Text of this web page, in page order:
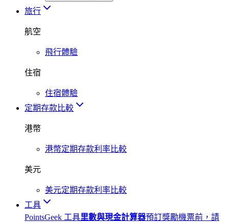
旅行
航空
飛行體驗
住宿
住宿體驗
定期存款比較
港幣
港幣定期存款利率比較
美元
美元定期存款利率比較
工具
PointsGeek 工具里數與現金計算器預訂獎勵機票前，請